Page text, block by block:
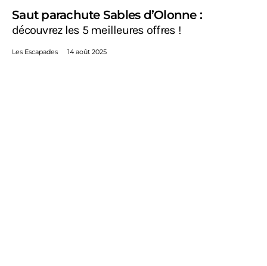
Saut parachute Sables d’Olonne :
découvrez les 5 meilleures offres !
Les Escapades 14 août 2025